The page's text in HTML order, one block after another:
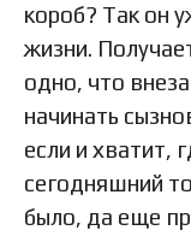
короб? Так он
жизни.
одно, что
начинать
если и хватит,
сегодняшний
было, да еще